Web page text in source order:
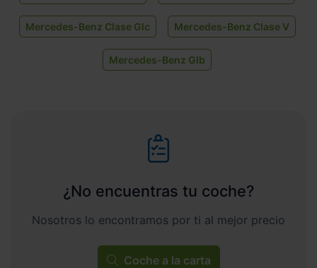
Mercedes-Benz Clase Glc Mercedes-Benz Clase V
Mercedes-Benz Glb
¿No encuentras tu coche?
Nosotros lo encontramos por ti al mejor precio
Coche a la carta